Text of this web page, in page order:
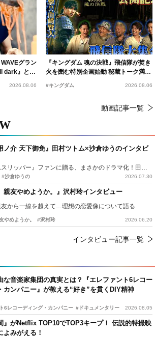
な音楽家集団の真実とは？『エレファント6レコー
カンパニー』が教える“好き”を貫くDIY精神
6レコーディング・カンパニー #ドキュメンタリー 2026.08.05
』がNetflix TOP10でTOP3キープ！ 伝説的特撮映
よみがえる！
グラン
dark』と同
2026.08.06
『キングダム 魂の決戦』飛信隊が焚き
火を囲む特別企画始動 秘蔵トーク満載
の“キングダムキャンプ”開催
#キングダム 2026.08.06
動画記事一覧
ノ介 天下御免』田村ツトム×沙倉ゆうのインタビ
『侍タイムスリッパー』ファンに贈る、まさかのドラマ化！田村ツトム×沙倉ゆうのが語る『心配無用ノ介』撮影秘話
#沙倉ゆうの 2026.07.30
親友やめようか。』沢村玲インタビュー
から一線を越えて…理想の恋愛像について語る
やめようか。 #沢村玲 2026.06.20
インタビュー記事一覧